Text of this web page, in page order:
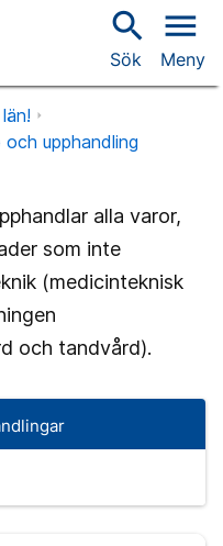
search
Sök
menu
Meny
och upphandling
alla varor,
som inte
(medicinteknisk
och tandvård).